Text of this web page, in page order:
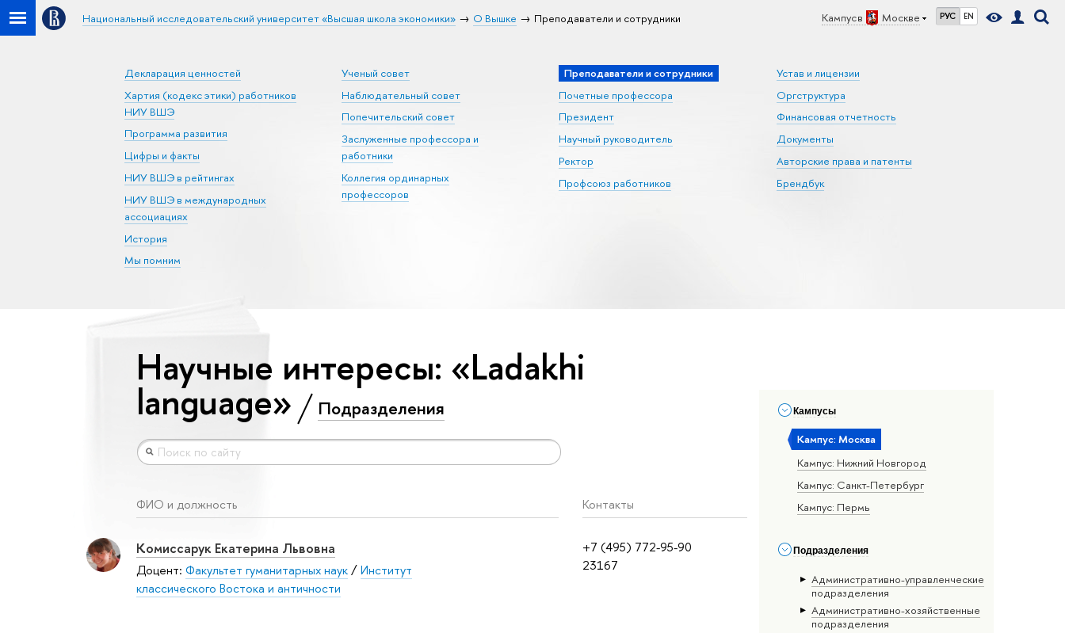
Кампус в Москве РУС EN
Национальный исследовательский университет «Высшая школа экономики» О Вышке Преподаватели и сотрудники
Декларация ценностей
Хартия (кодекс этики) работников
НИУ ВШЭ
Программа развития
Цифры и факты
НИУ ВШЭ в рейтингах
НИУ ВШЭ в международных
ассоциациях
История
Мы помним
Ученый совет
Наблюдательный совет
Попечительский совет
Заслуженные профессора и
работники
Коллегия ординарных
профессоров
Преподаватели и сотрудники
Почетные профессора
Президент
Научный руководитель
Ректор
Профсоюз работников
Устав и лицензии
Оргструктура
Финансовая отчетность
Документы
Авторские права и патенты
Брендбук
Кампусы
Кампус: Москва
Кампус: Нижний Новгород
Кампус: Санкт-Петербург
Кампус: Пермь
Подразделения
Административно-управленческие
подразделения
Административно-хозяйственные
подразделения
Научные интересы: «Ladakhi
language» Подразделения
ФИО и должность Контакты
+7 (495) 772-95-90
23167
Комиссарук Екатерина Львовна
Доцент: Факультет гуманитарных наук/Институт
классического Востока и античности